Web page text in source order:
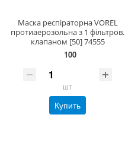
Маска респіраторна VOREL
протиаерозольна з 1 фільтров.
клапаном [50] 74555
100
шт
Купить